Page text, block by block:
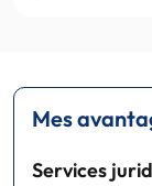
Mes
Services